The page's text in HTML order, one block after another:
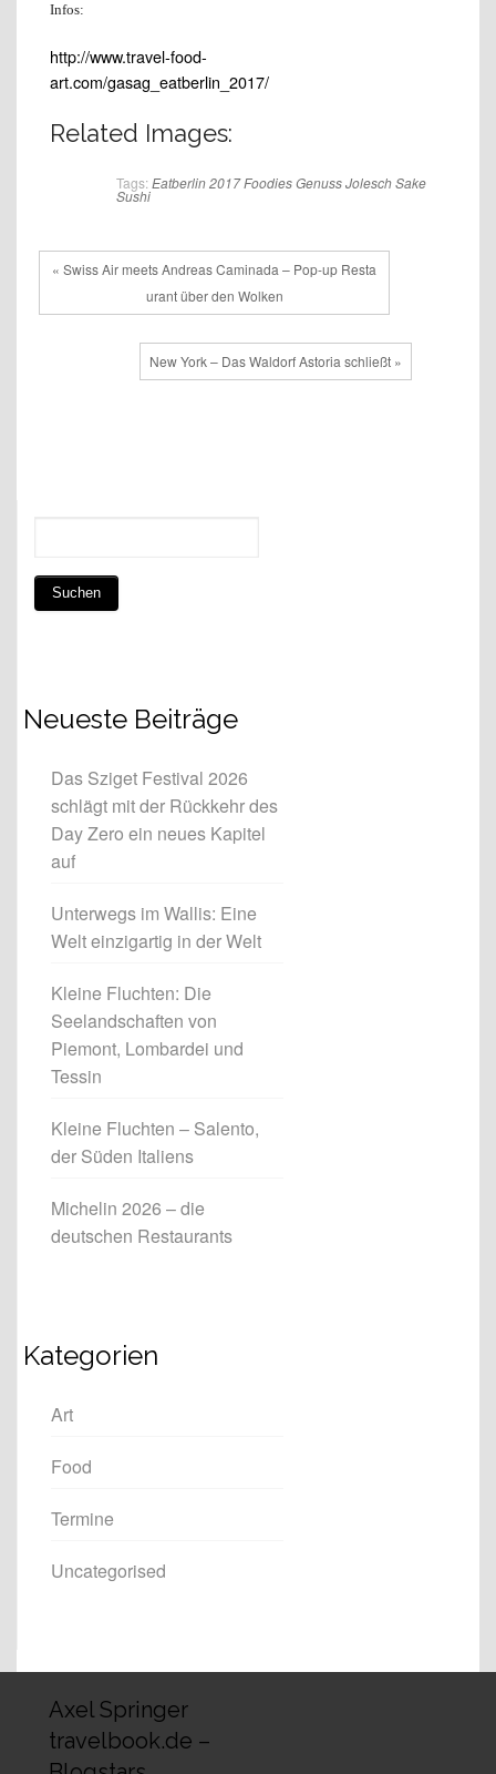
Infos:
http://www.travel-food-
art.com/gasag_eatberlin_2017/
Related Images:
Tags: Eatberlin 2017FoodiesGenussJoleschSake
Sushi
« Swiss Air meets Andreas Caminada – Pop-up Resta
urant über den Wolken
New York – Das Waldorf Astoria schließt »
Neueste Beiträge
Das Sziget Festival 2026
schlägt mit der Rückkehr des
Day Zero ein neues Kapitel
auf
Unterwegs im Wallis: Eine
Welt einzigartig in der Welt
Kleine Fluchten: Die
Seelandschaften von
Piemont, Lombardei und
Tessin
Kleine Fluchten – Salento,
der Süden Italiens
Michelin 2026 – die
deutschen Restaurants
Kategorien
Art
Food
Termine
Uncategorised
Axel Springer
travelbook.de –